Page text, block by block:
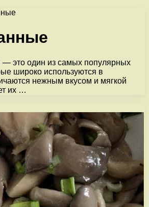
это один из самых популярных
широко используются в
нежным вкусом и мягкой
их …